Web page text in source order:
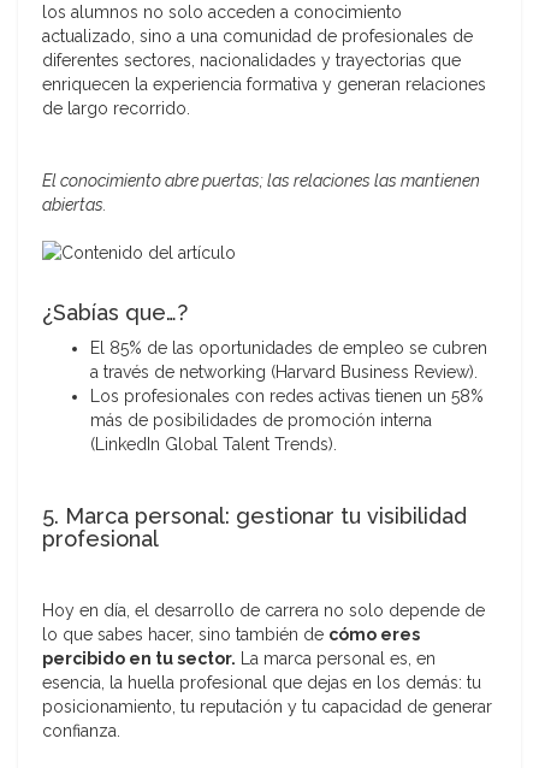
los alumnos no solo acceden a conocimiento
actualizado, sino a una comunidad de profesionales de
diferentes sectores, nacionalidades y trayectorias que
enriquecen la experiencia formativa y generan relaciones
de largo recorrido.
El conocimiento abre puertas; las relaciones las mantienen
abiertas.
¿Sabías que…?
El 85% de las oportunidades de empleo se cubren
a través de networking (Harvard Business Review).
Los profesionales con redes activas tienen un 58%
más de posibilidades de promoción interna
(LinkedIn Global Talent Trends).
5. Marca personal: gestionar tu visibilidad
profesional
Hoy en día, el desarrollo de carrera no solo depende de
lo que sabes hacer, sino también de cómo eres
percibido en tu sector. La marca personal es, en
esencia, la huella profesional que dejas en los demás: tu
posicionamiento, tu reputación y tu capacidad de generar
confianza.